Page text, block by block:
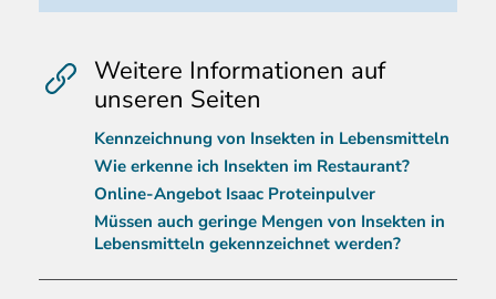
Weitere Informationen auf
unseren Seiten
Kennzeichnung von Insekten in Lebensmitteln
Wie erkenne ich Insekten im Restaurant?
Online-Angebot Isaac Proteinpulver
Müssen auch geringe Mengen von Insekten in
Lebensmitteln gekennzeichnet werden?